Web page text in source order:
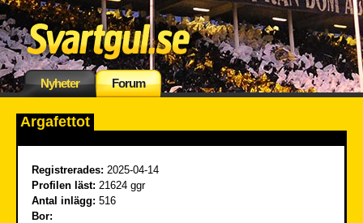
Nyheter Forum
Argafettot
Registrerades: 2025-04-14
Profilen läst: 21624 ggr
Antal inlägg: 516
Bor: